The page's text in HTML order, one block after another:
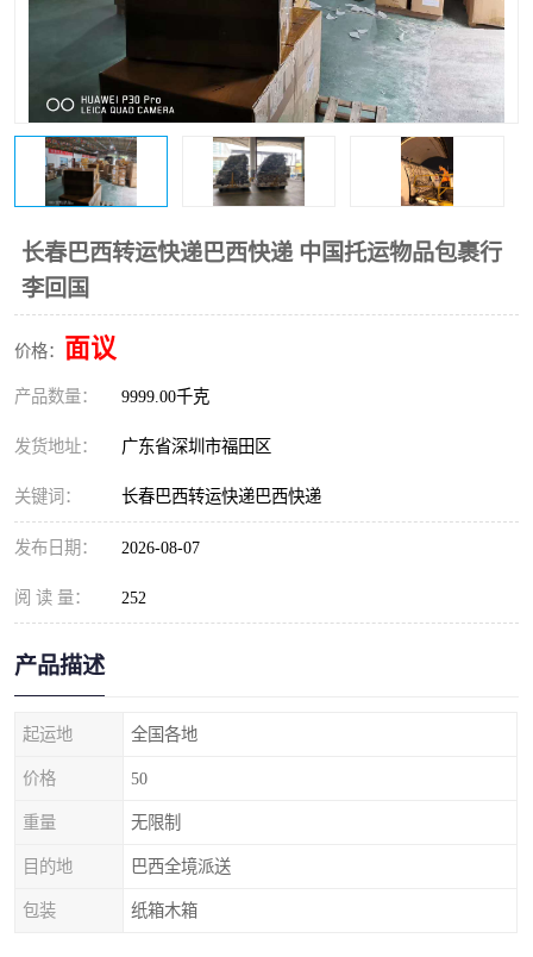
长春巴西转运快递巴西快递 中国托运物品包裹行
李回国
价格： 面议
产品数量： 9999.00千克
发货地址： 广东省深圳市福田区
关键词： 长春巴西转运快递巴西快递
发布日期： 2026-08-07
阅 读 量： 252
产品描述
起运地 全国各地
价格 50
重量 无限制
目的地 巴西全境派送
包装 纸箱木箱
DHL国际快递电话 深圳国际快递
新能源电池出口物流